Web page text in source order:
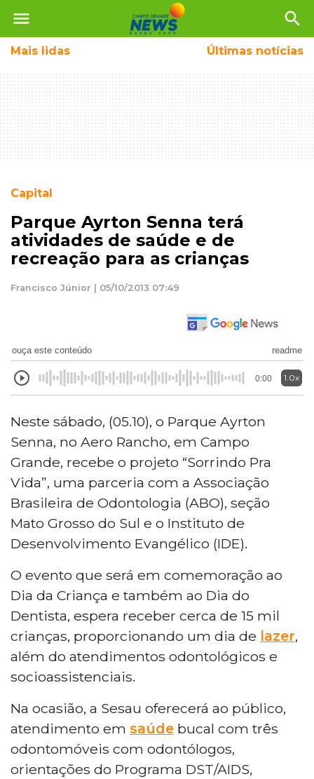
menu search
Mais lidas Últimas notícias
Capital
Parque Ayrton Senna terá
atividades de saúde e de
recreação para as crianças
Francisco Júnior | 05/10/2013 07:49
ouça este conteúdo readme
0:00 1.0x
Neste sábado, (05.10), o Parque Ayrton
Senna, no Aero Rancho, em Campo
Grande, recebe o projeto “Sorrindo Pra
Vida”, uma parceria com a Associação
Brasileira de Odontologia (ABO), seção
Mato Grosso do Sul e o Instituto de
Desenvolvimento Evangélico (IDE).
O evento que será em comemoração ao
Dia da Criança e também ao Dia do
Dentista, espera receber cerca de 15 mil
crianças, proporcionando um dia de lazer,
além do atendimentos odontológicos e
socioassistenciais.
Na ocasião, a Sesau oferecerá ao público,
atendimento em saúde bucal com três
odontomóveis com odontólogos,
orientações do Programa DST/AIDS,